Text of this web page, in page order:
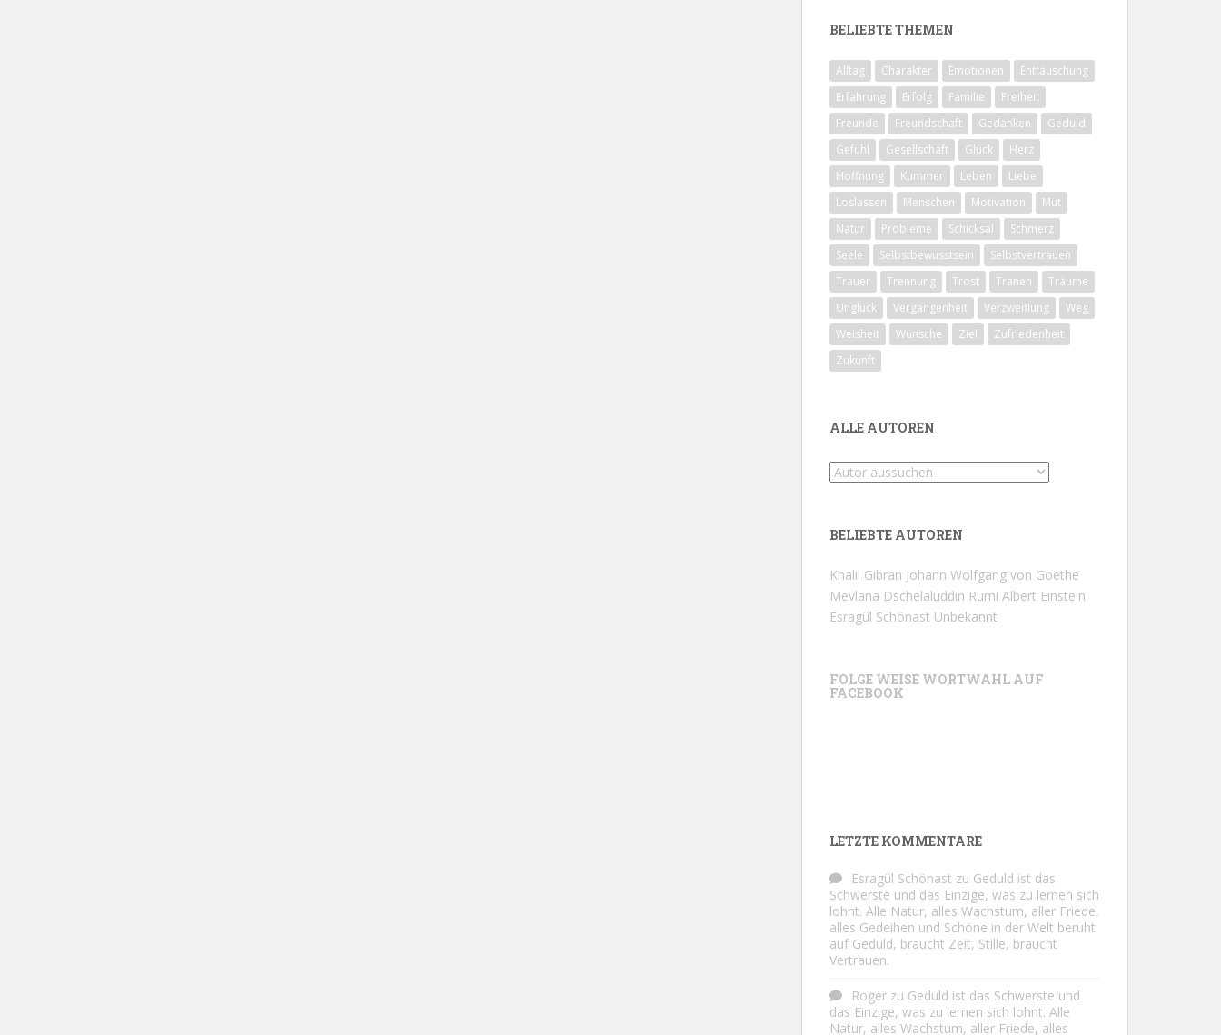
BELIEBTE THEMEN
Alltag Charakter Emotionen
Enttäuschung
Erfahrung
Erfolg Familie
Freiheit
Freunde
Freundschaft Gedanken
Geduld
Gefühl
Gesellschaft Glück
Herz
Hoffnung
Kummer Leben
Liebe
Loslassen
Menschen Motivation
Mut
Natur
Probleme Schicksal
Schmerz
Seele
Selbstbewusstsein
Selbstvertrauen
Trauer
Trennung Trost Tränen
Träume
Unglück
Vergangenheit Verzweiflung
Weg
Weisheit
Wünsche Ziel
Zufriedenheit
Zukunft
ALLE AUTOREN
BELIEBTE AUTOREN
Khalil Gibran Johann Wolfgang von Goethe
Mevlana Dschelaluddin Rumi Albert Einstein
Esragül Schönast Unbekannt
FOLGE WEISE WORTWAHL AUF
FACEBOOK
LETZTE KOMMENTARE
Esragül Schönast zu Geduld ist das
Schwerste und das Einzige, was zu lernen sich
lohnt. Alle Natur, alles Wachstum, aller Friede,
alles Gedeihen und Schöne in der Welt beruht
auf Geduld, braucht Zeit, Stille, braucht
Vertrauen.
Roger zu Geduld ist das Schwerste und
das Einzige, was zu lernen sich lohnt. Alle
Natur, alles Wachstum, aller Friede, alles